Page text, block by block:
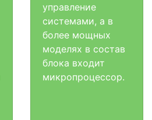
управление
системами, а в
более мощных
моделях в состав
блока входит
микропроцессор.